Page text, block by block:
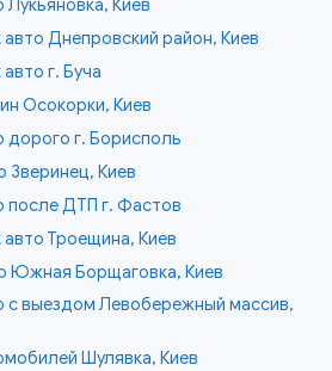
Лукьяновка, Киев
Днепровский район, Киев
г. Буча
Осокорки, Киев
дорого г. Борисполь
Зверинец, Киев
после ДТП г. Фастов
Троещина, Киев
Южная Борщаговка, Киев
с выездом Левобережный массив,
Шулявка, Киев